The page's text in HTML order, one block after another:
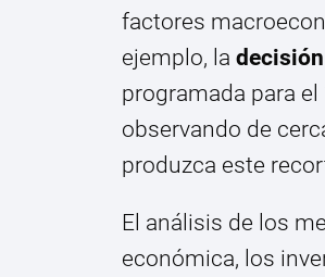
factores
ejemplo, la decisión
programada para
observando de
produzca este
El análisis de los
económica, los